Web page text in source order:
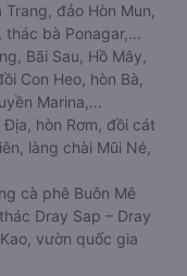
đảo Hòn Mun,
bà Ponagar,...
Bãi Sau, Hồ Mây,
Con Heo, hòn Bà,
Marina,...
Địa, hòn Rơm, đồi cát
làng chài Mũi Né,
cà phê Buôn Mê
Dray Sap – Dray
vườn quốc gia